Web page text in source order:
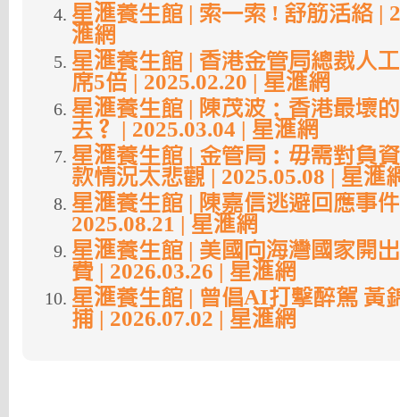
星滙養生館 | 索一索 ! 舒筋活絡 |
滙網
星滙養生館 | 香港金管局總裁人
席5倍 | 2025.02.20 | 星滙網
星滙養生館 | 陳茂波：香港最壞
去？ | 2025.03.04 | 星滙網
星滙養生館 | 金管局：毋需對負
款情況太悲觀 | 2025.05.08 | 星滙
星滙養生館 | 陳嘉信逃避回應事
2025.08.21 | 星滙網
星滙養生館 | 美國向海灣國家開
費 | 2026.03.26 | 星滙網
星滙養生館 | 曾倡AI打擊醉駕 黃
捕 | 2026.07.02 | 星滙網